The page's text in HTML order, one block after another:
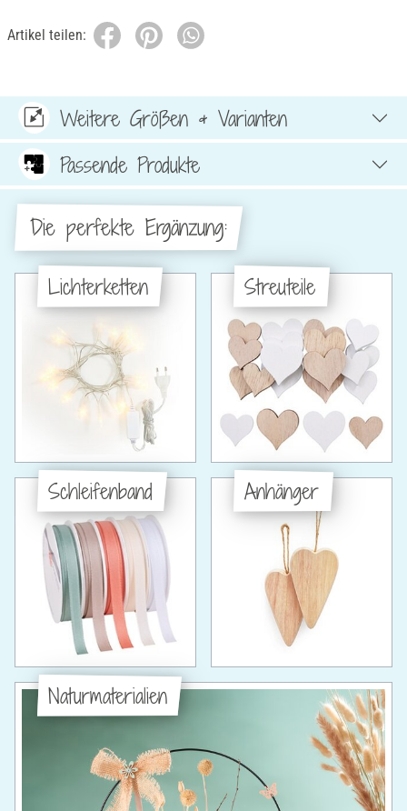
Artikel teilen:
Weitere Größen & Varianten
Passende Produkte
Die perfekte Ergänzung:
Lichterketten Streuteile
Schleifenband Anhänger
Naturmaterialien